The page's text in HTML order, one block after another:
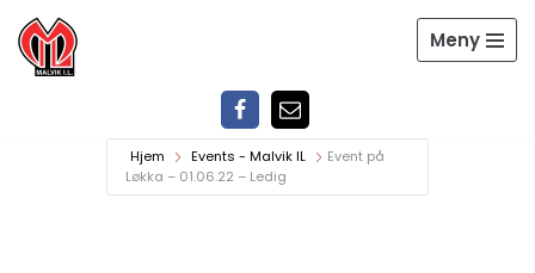
Hopp
Meny
Hjem Events - Malvik IL
Event på
Løkka – 01.06.22 – Ledig